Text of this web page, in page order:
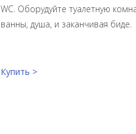
WC. Оборудуйте туалетную
ванны, душа, и заканчивая биде.
Купить >